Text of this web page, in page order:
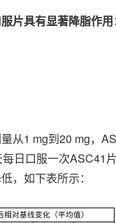
片具有显著降脂作
从1 mg到20 mg，
日口服一次ASC41
，如下表所示：
对基线变化（平均值）